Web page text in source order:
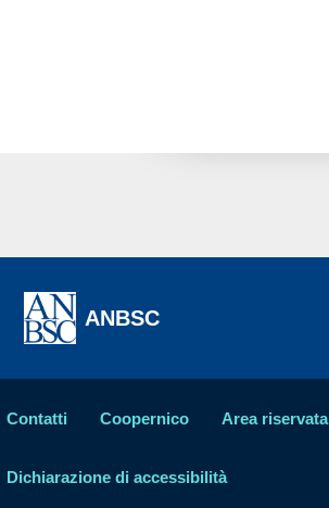
ANBSC
Contatti Coopernico Area riservata
Dichiarazione di accessibilità